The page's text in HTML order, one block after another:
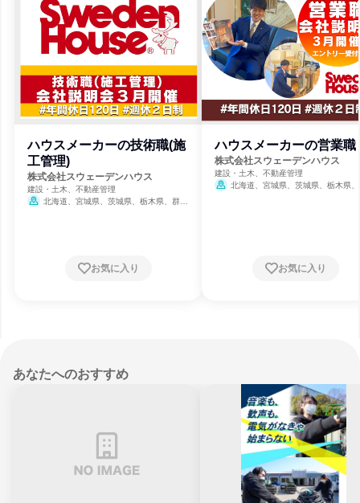
ハウスメーカーの技術職(施
工管理)
株式会社スウェーデンハウス
建設・土木、不動産管理
北海道、宮城県、茨城県、栃木県、群馬
お気に入り
ハウスメーカーの営業職
株式会社スウェーデンハウス
建設・土木、不動産管理
北海道、宮城県、茨城県、栃木県
お気に入り
あなたへのおすすめ